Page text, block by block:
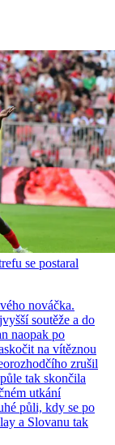
se postaral
nováčka.
soutěže a do
naopak po
na vítěznou
zrušil
tak skončila
utkání
půli, kdy se po
a Slovanu tak